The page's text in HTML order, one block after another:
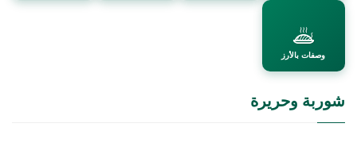
وصفات بالأرز
شوربة وحريرة